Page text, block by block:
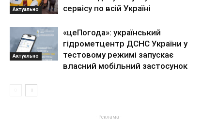
Актуально
сервісу по всій Україні
Актуально
«цеПогода»: український
гідрометцентр ДСНС України у
тестовому режимі запускає
власний мобільний застосунок
- Реклама -